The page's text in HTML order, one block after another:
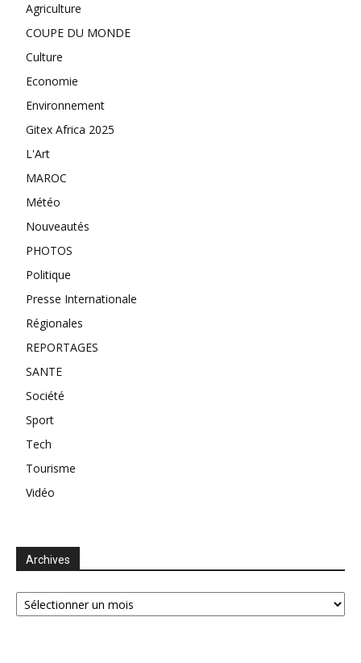
Agriculture
COUPE DU MONDE
Culture
Economie
Environnement
Gitex Africa 2025
L'Art
MAROC
Météo
Nouveautés
PHOTOS
Politique
Presse Internationale
Régionales
REPORTAGES
SANTE
Société
Sport
Tech
Tourisme
Vidéo
Archives
Archives